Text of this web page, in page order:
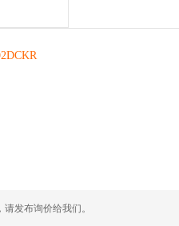
发布询价给我们。